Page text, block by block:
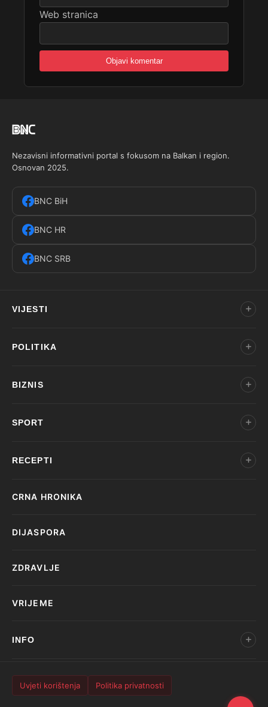
Web stranica
Nezavisni informativni portal s fokusom na Balkan i region.
Osnovan 2025.
BNC BiH
BNC HR
BNC SRB
VIJESTI
POLITIKA
BIZNIS
SPORT
RECEPTI
CRNA HRONIKA
DIJASPORA
ZDRAVLJE
VRIJEME
INFO
Uvjeti korištenja Politika privatnosti